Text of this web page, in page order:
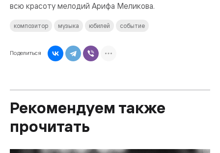
всю красоту мелодий Арифа Меликова.
композитор музыка юбилей событие
Поделиться
Рекомендуем также
прочитать